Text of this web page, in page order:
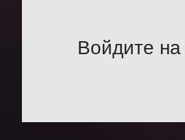
Войдите на